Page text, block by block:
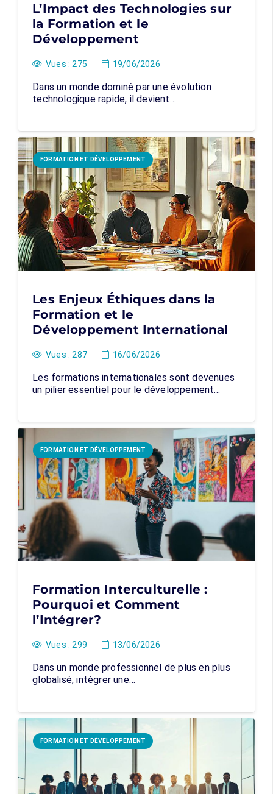
L’Impact des Technologies sur
la Formation et le
Développement
Vues : 275 19/06/2026
Dans un monde dominé par une évolution
technologique rapide, il devient…
FORMATION ET DÉVELOPPEMENT
Les Enjeux Éthiques dans la
Formation et le
Développement International
Vues : 287 16/06/2026
Les formations internationales sont devenues
un pilier essentiel pour le développement…
FORMATION ET DÉVELOPPEMENT
Formation Interculturelle :
Pourquoi et Comment
l’Intégrer?
Vues :299 13/06/2026
Dans un monde professionnel de plus en plus
globalisé, intégrer une…
FORMATION ET DÉVELOPPEMENT